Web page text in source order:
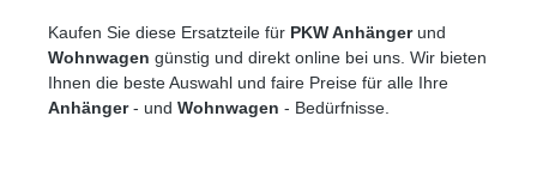
Kaufen Sie diese Ersatzteile für PKW Anhängerund
Wohnwagen günstig und direkt online bei uns. Wir bieten
Ihnen die beste Auswahl und faire Preise für alle Ihre
Anhänger- und Wohnwagen - Bedürfnisse.